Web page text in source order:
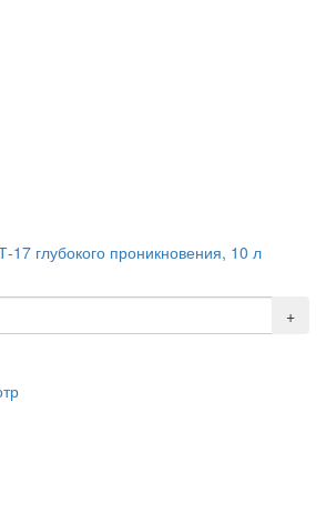
17 глубокого проникновения, 10 л
+